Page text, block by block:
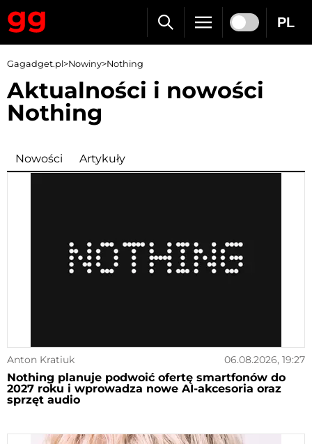
PL
Gagadget.pl>Nowiny>Nothing
Aktualności i nowości
Nothing
Nowości Artykuły
Anton Kratiuk 06.08.2026, 19:27
Nothing planuje podwoić ofertę smartfonów do
2027 roku i wprowadza nowe AI-akcesoria oraz
sprzęt audio